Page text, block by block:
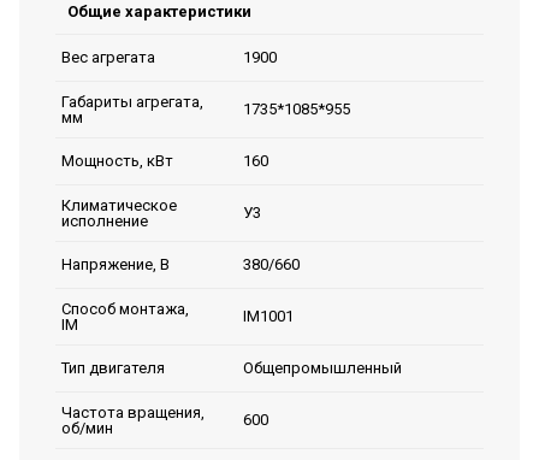
Общие характеристики
Вес агрегата 1900
Габариты агрегата,
мм
1735*1085*955
Мощность, кВт 160
Климатическое
исполнение
У3
Напряжение, В 380/660
Способ монтажа,
IM
IM1001
Тип двигателя Общепромышленный
Частота вращения,
об/мин
600